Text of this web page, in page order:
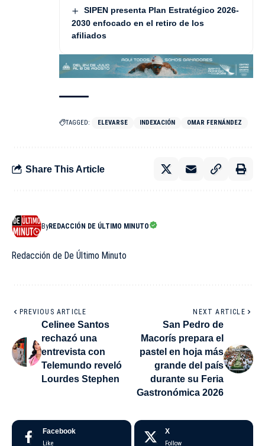
SIPEN presenta Plan Estratégico 2026-
2030 enfocado en el retiro de los
afiliados
TAGGED: ELEVARSE INDEXACIÓN OMAR FERNÁNDEZ
Share This Article
ByREDACCIÓN DE ÚLTIMO MINUTO
Redacción de De Último Minuto
PREVIOUS ARTICLE
Celinee Santos
rechazó una
entrevista con
Telemundo reveló
Lourdes Stephen
NEXT ARTICLE
San Pedro de
Macorís prepara el
pastel en hoja más
grande del país
durante su Feria
Gastronómica 2026
Facebook
Like
X
Follow